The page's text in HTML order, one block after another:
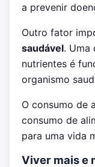
a prevenir
Outro fator
saudável. Uma
nutrientes é
organismo
O consumo de
consumo de
para uma vida
Viver mais e